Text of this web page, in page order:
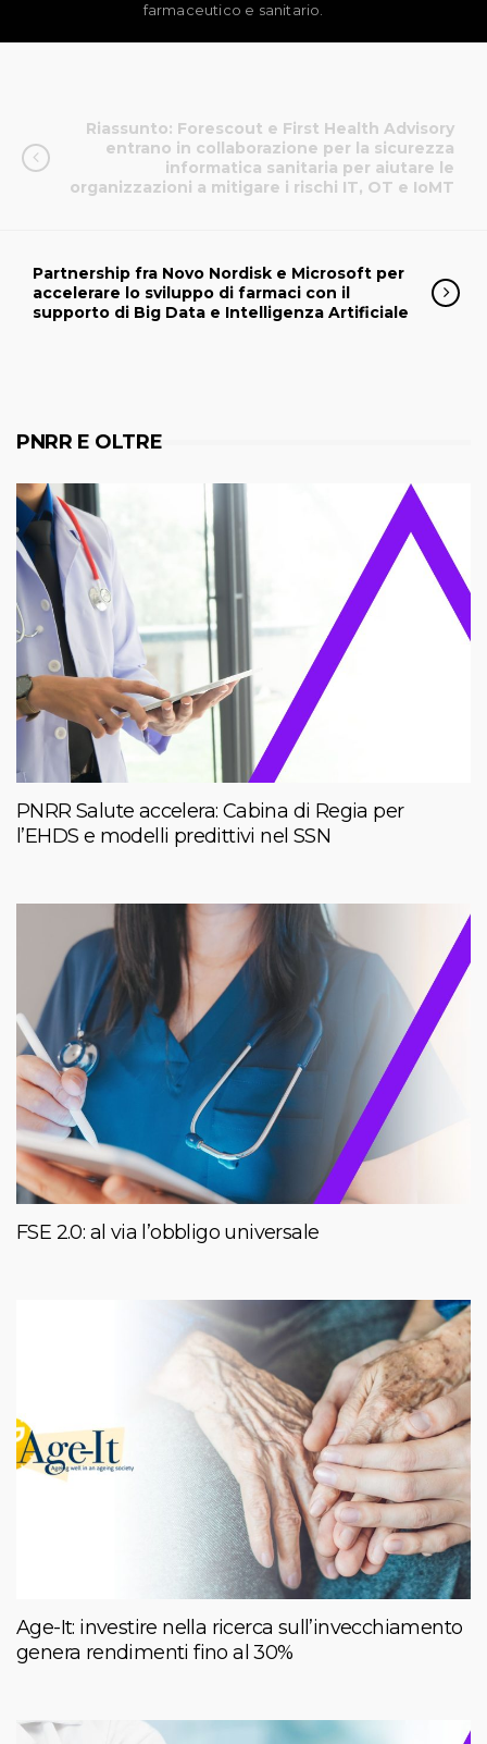
farmaceutico e sanitario.
Riassunto: Forescout e First Health Advisory
entrano in collaborazione per la sicurezza
informatica sanitaria per aiutare le
organizzazioni a mitigare i rischi IT, OT e IoMT
Partnership fra Novo Nordisk e Microsoft per
accelerare lo sviluppo di farmaci con il
supporto di Big Data e Intelligenza Artificiale
PNRR E OLTRE
PNRR Salute accelera: Cabina di Regia per
l’EHDS e modelli predittivi nel SSN
FSE 2.0: al via l’obbligo universale
Age-It: investire nella ricerca sull’invecchiamento
genera rendimenti fino al 30%